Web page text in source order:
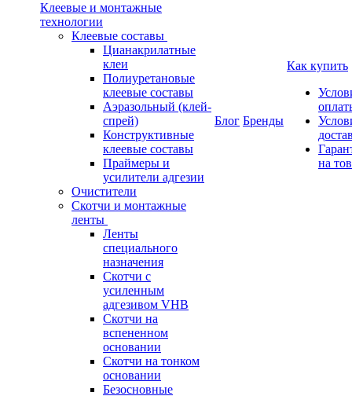
Клеевые и монтажные
технологии
Клеевые составы
Цианакрилатные
клеи
Полиуретановые
клеевые составы
Аэразольный (клей-
спрей)
Конструктивные
клеевые составы
Праймеры и
усилители адгезии
Очистители
Скотчи и монтажные
ленты
Ленты
специального
назначения
Скотчи с
усиленным
адгезивом VHB
Скотчи на
вспененном
основании
Скотчи на тонком
основании
Безосновные
Блог Бренды
Как купить
на